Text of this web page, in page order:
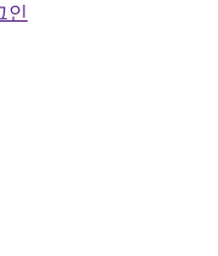
인